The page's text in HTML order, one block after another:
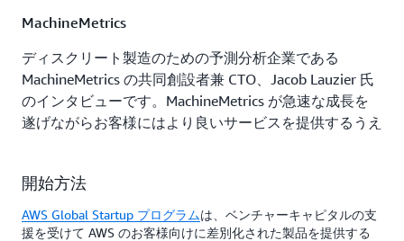
MachineMetrics
ディスクリート製造のための予測分析企業である
MachineMetrics の共同創設者兼 CTO、Jacob Lauzier 氏
のインタビューです。MachineMetrics が急速な成長を
遂げながらお客様にはより良いサービスを提供するうえ
開始方法
AWS Global Startup プログラムは、ベンチャーキャピタルの支
援を受けて AWS のお客様向けに差別化された製品を提供する